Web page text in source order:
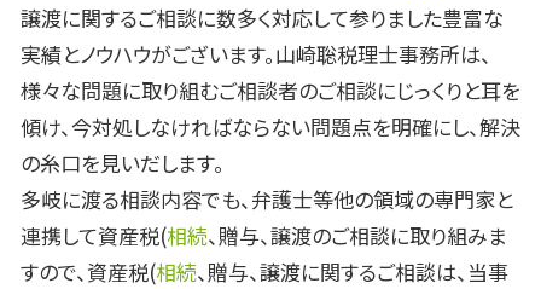
譲渡に関するご相談に数多く対応して参りました豊富な
実績とノウハウがございます。山崎聡税理士事務所は、
様々な問題に取り組むご相談者のご相談にじっくりと耳を
傾け、今対処しなければならない問題点を明確にし、解決
の糸口を見いだします。
多岐に渡る相談内容でも、弁護士等他の領域の専門家と
連携して資産税(相続、贈与、譲渡のご相談に取り組みま
すので、資産税(相続、贈与、譲渡に関するご相談は、当事